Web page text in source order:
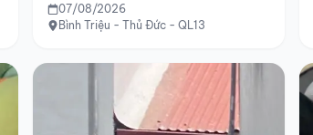
07/08/2026
Bình Triệu - Thủ Đức - QL13